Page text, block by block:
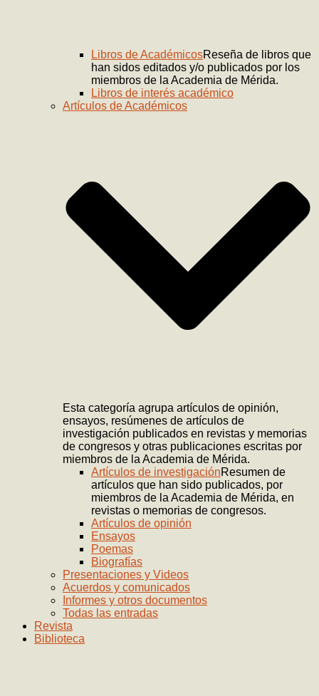
Libros de AcadémicosReseña de libros que
han sidos editados y/o publicados por los
miembros de la Academia de Mérida.
Libros de interés académico
Artículos de Académicos
Esta categoría agrupa artículos de opinión,
ensayos, resúmenes de artículos de
investigación publicados en revistas y memorias
de congresos y otras publicaciones escritas por
miembros de la Academia de Mérida.
Artículos de investigaciónResumen de
artículos que han sido publicados, por
miembros de la Academia de Mérida, en
revistas o memorias de congresos.
Artículos de opinión
Ensayos
Poemas
Biografías
Presentaciones y Videos
Acuerdos y comunicados
Informes y otros documentos
Todas las entradas
Revista
Biblioteca